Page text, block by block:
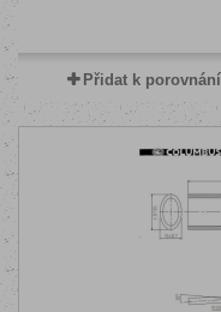
Přidat k porovnání